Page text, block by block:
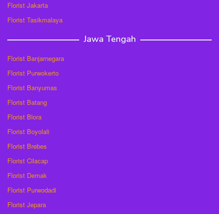
Florist Jakarta
Florist Tasikmalaya
Jawa Tengah
Florist Banjarnegara
Florist Purwokerto
Florist Banyumas
Florist Batang
Florist Blora
Florist Boyolali
Florist Brebes
Florist Cilacap
Florist Demak
Florist Purwodadi
Florist Jepara